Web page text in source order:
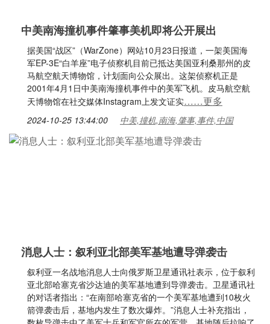
中美南海撞机事件肇事美机即将公开展出
据美国“战区”（WarZone）网站10月23日报道，一架美国海
军EP-3E“白羊座”电子侦察机目前已抵达美国亚利桑那州的皮
马航空航天博物馆，计划面向公众展出。这架侦察机正是
2001年4月1日中美南海撞机事件中的美军飞机。皮马航空航
天博物馆在社交媒体Instagram上发文证实……更多
2024-10-25 13:44:00 中美,撞机,南海,肇事,事件,中国
消息人士：叙利亚北部美军基地遭导弹袭击
叙利亚一名战地消息人士向俄罗斯卫星通讯社表示，位于叙利
亚北部哈塞克省沙达迪的美军基地遭到导弹袭击。卫星通讯社
的对话者指出：“在南部哈塞克省的一个美军基地遭到10枚火
箭弹袭击后，基地内发生了数次爆炸。”消息人士补充指出，